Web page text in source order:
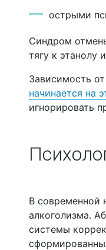
острыми
Синдром
тягу к этанолу
Зависимость
начинается на
игнорировать
В современной
алкоголизма.
системы